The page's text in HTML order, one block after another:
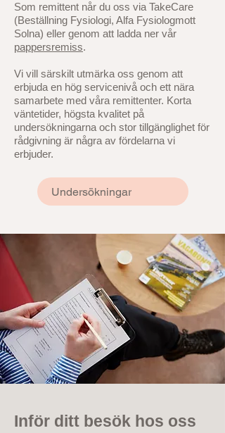
Som remittent når du oss via TakeCare
(Beställning Fysiologi, Alfa Fysiologmott
Solna) eller genom att ladda ner vår
pappersremiss.
Vi vill särskilt utmärka oss genom att
erbjuda en hög servicenivå och ett nära
samarbete med våra remittenter. Korta
väntetider, högsta kvalitet på
undersökningarna och stor tillgänglighet för
rådgivning är några av fördelarna vi
erbjuder.
Undersökningar
Inför ditt besök hos oss